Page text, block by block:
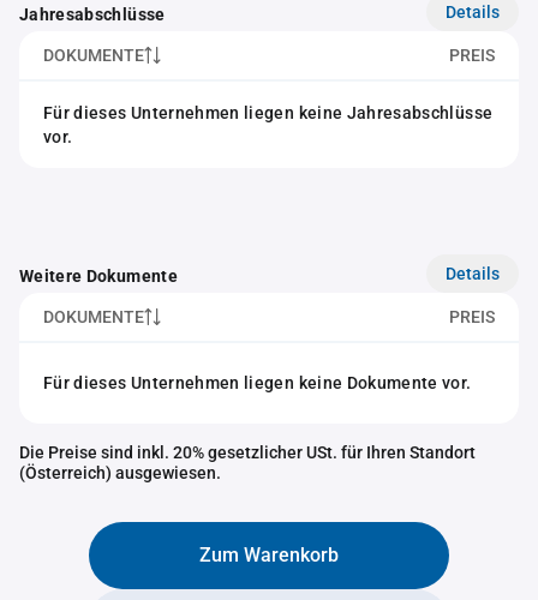
Jahresabschlüsse Details
DOKUMENTE PREIS
Für dieses Unternehmen liegen keine Jahresabschlüsse
vor.
Weitere Dokumente Details
DOKUMENTE PREIS
Für dieses Unternehmen liegen keine Dokumente vor.
Die Preise sind inkl. 20% gesetzlicher USt. für Ihren Standort
(Österreich) ausgewiesen.
Zum Warenkorb